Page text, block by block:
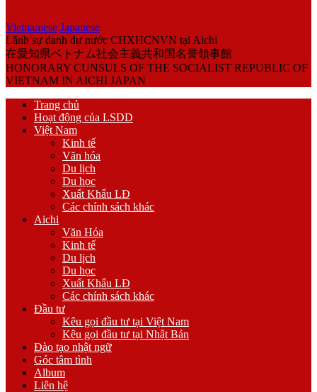
Vietnamese Japanese
Lãnh sự danh dự nước CHXHCNVN tại Aichi
在愛知県ベトナム社会主義共和国名誉領事館
HONORARY CUNSULS OF THE SOCIALIST REPUBLIC OF
VIETNAM IN AICHI JAPAN
Trang chủ
Hoạt động của LSDD
Việt Nam
Kinh tế
Văn hóa
Du lịch
Du học
Xuất Khẩu LĐ
Các chính sách khác
Aichi
Văn Hóa
Kinh tế
Du lịch
Du học
Xuất Khẩu LĐ
Các chính sách khác
Đầu tư
Kêu gọi đầu tư tại Việt Nam
Kêu gọi đầu tư tại Nhật Bản
Đào tạo nhật ngữ
Góc tâm tình
Album
Liên hệ